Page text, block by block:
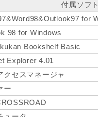
付属ソフ
for
98 for Windows
Bookshelf Basic
Explorer 4.01
クセスマネージャ
ー